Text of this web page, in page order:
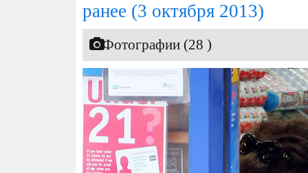
ранее (3 октября 2013)
Фотографии (28 )